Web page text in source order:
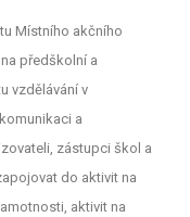
Místního akčního
předškolní a
vzdělávání v
a
zástupci škol a
do aktivit na
aktivit na